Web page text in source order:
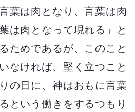
葉は肉となり、言葉は肉
は肉となって現れる」と
ためであるが、このこと
なければ、堅く立つこと
の日に、神はおもに言葉
という働きをするつもり